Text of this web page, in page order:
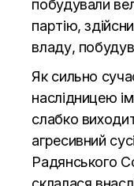
побудували
партію,
владу,
Як сильно
наслідницею
слабко
агресивний
Радянського